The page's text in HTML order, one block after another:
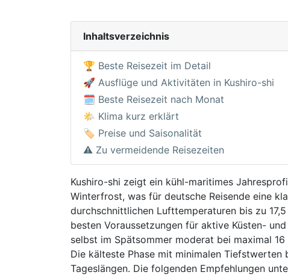
Inhaltsverzeichnis
🏆 Beste Reisezeit im Detail
🚀 Ausflüge und Aktivitäten in Kushiro-shi
🗓️ Beste Reisezeit nach Monat
🌤️ Klima kurz erklärt
🏷️ Preise und Saisonalität
⚠️ Zu vermeidende Reisezeiten
Kushiro-shi zeigt ein kühl-maritimes
Winterfrost, was für deutsche Reisende eine
durchschnittlichen Lufttemperaturen bis zu
besten Voraussetzungen für aktive Küsten-
selbst im Spätsommer moderat bei maximal
Die kälteste Phase mit minimalen
Tageslängen. Die folgenden Empfehlungen